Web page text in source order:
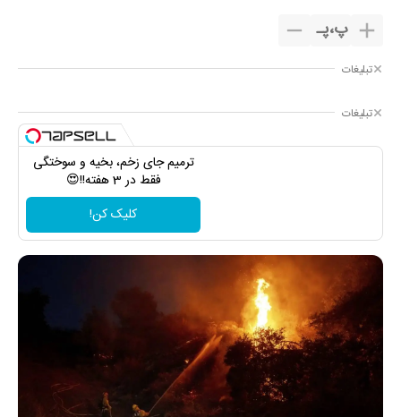
پ،پـ
تبلیغات
تبلیغات
ترمیم جای زخم، بخیه و سوختگی
فقط در 3 هفته!!😍
کلیک کن!